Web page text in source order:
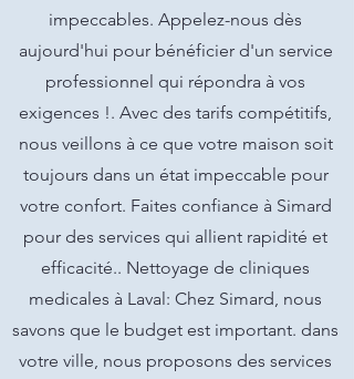
impeccables. Appelez-nous dès
aujourd'hui pour bénéficier d'un service
professionnel qui répondra à vos
exigences !. Avec des tarifs compétitifs,
nous veillons à ce que votre maison soit
toujours dans un état impeccable pour
votre confort. Faites confiance à Simard
pour des services qui allient rapidité et
efficacité.. Nettoyage de cliniques
medicales à Laval: Chez Simard, nous
savons que le budget est important. dans
votre ville, nous proposons des services